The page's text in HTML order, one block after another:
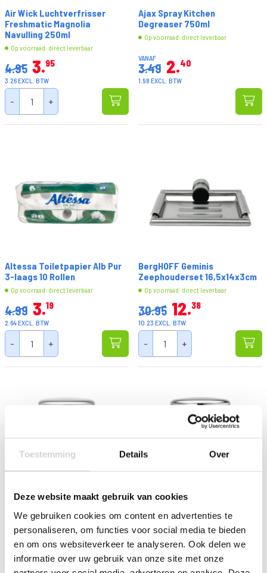
Toestemming Details Over
Deze website maakt gebruik van cookies
We gebruiken cookies om content en advertenties te
personaliseren, om functies voor social media te bieden
en om ons websiteverkeer te analyseren. Ook delen we
informatie over uw gebruik van onze site met onze
Air Wick Luchtverfrisser
Freshmatic Magnolia
Navulling 250ml
Op voorraad: direct leverbaar
4.95 3 95
3.26 EXCL. BTW
- +
Ajax Spray Kitchen
Degreaser 750ml
Op voorraad: direct leverbaar
VANAF
3.49 2 40
1.98 EXCL. BTW
Altessa Toiletpapier Alb Pur
3-laags 10 Rollen
Op voorraad: direct leverbaar
4.99 3 19
2.64 EXCL. BTW
- +
BergHOFF Geminis
Zeephouderset 16,5x14x3cm
Op voorraad: direct leverbaar
30.95 12 38
10.23 EXCL. BTW
- +
Newicon 3 Liter Matt Steel
Fingerprint Proof
Op voorraad: direct leverbaar
32.95 31 95
Newicon 5 Liter Brilliant
Steel
Op voorraad: direct leverbaar
33.95 32 95